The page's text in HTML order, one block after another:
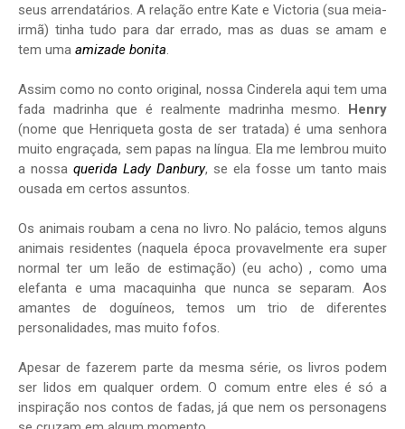
seus arrendatários. A relação entre Kate e Victoria (sua meia-
irmã) tinha tudo para dar errado, mas as duas se amam e
tem uma amizade bonita.
Assim como no conto original, nossa Cinderela aqui tem uma
fada madrinha que é realmente madrinha mesmo.
Henry
(nome que Henriqueta gosta de ser tratada) é uma senhora
muito engraçada, sem papas na língua. Ela me lembrou muito
a nossa querida Lady Danbury, se ela fosse um tanto mais
ousada em certos assuntos.
Os animais roubam a cena no livro. No palácio, temos alguns
animais residentes (naquela época provavelmente era super
normal ter um leão de estimação) (eu acho) , como uma
elefanta e uma macaquinha que nunca se separam. Aos
amantes de doguíneos, temos um trio de diferentes
personalidades, mas muito fofos.
Apesar de fazerem parte da mesma série, os livros podem
ser lidos em qualquer ordem. O comum entre eles é só a
inspiração nos contos de fadas, já que nem os personagens